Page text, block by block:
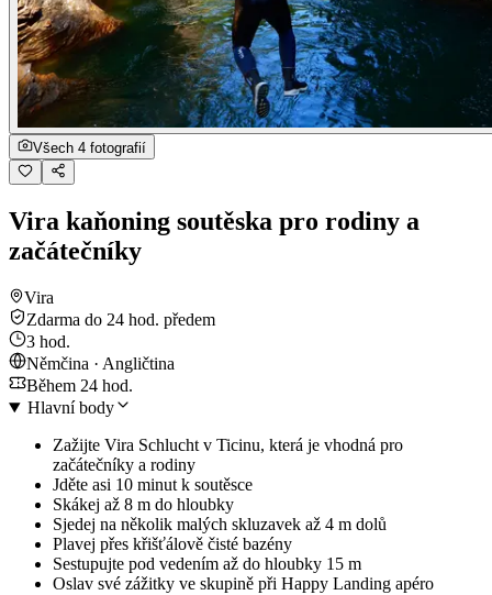
Všech 4 fotografií
Vira kaňoning soutěska pro rodiny a
začátečníky
Vira
Zdarma do 24 hod. předem
3 hod.
Němčina · Angličtina
Během 24 hod.
Hlavní body
Zažijte Vira Schlucht v Ticinu, která je vhodná pro
začátečníky a rodiny
Jděte asi 10 minut k soutěsce
Skákej až 8 m do hloubky
Sjedej na několik malých skluzavek až 4 m dolů
Plavej přes křišťálově čisté bazény
Sestupujte pod vedením až do hloubky 15 m
Oslav své zážitky ve skupině při Happy Landing apéro